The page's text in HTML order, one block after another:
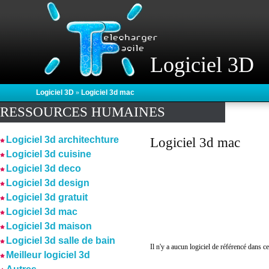
Logiciel 3D
Logiciel 3D » Logiciel 3d mac
RESSOURCES HUMAINES
Logiciel 3d architechture
Logiciel 3d cuisine
Logiciel 3d deco
Logiciel 3d design
Logiciel 3d gratuit
Logiciel 3d mac
Logiciel 3d maison
Logiciel 3d salle de bain
Meilleur logiciel 3d
Logiciel 3d mac
Il n'y a aucun logiciel de référencé dans